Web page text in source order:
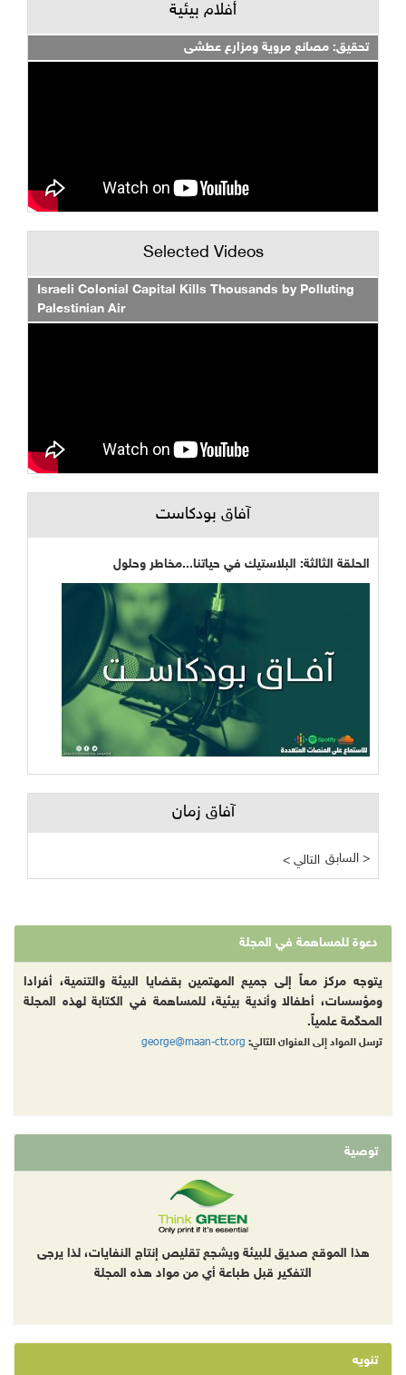
أفلام بيئية
تحقيق: مصانع مروية ومزارع عطشى
Selected Videos
Israeli Colonial Capital Kills Thousands by Polluting
Palestinian Air
آفاق بودكاست
الحلقة الثالثة: البلاستيك في حياتنا...مخاطر وحلول
آفاق زمان
< التالي السابق >
دعوة للمساهمة في المجلة
يتوجه مركز معاً إلى جميع المهتمين بقضايا البيئة والتنمية، أفرادا
ومؤسسات، أطفالا وأندية بيئية، للمساهمة في الكتابة لهذه المجلة
المحكّمة علمياً.
ترسل المواد إلى العنوان التالي: george@maan-ctr.org
توصية
هذا الموقع صديق للبيئة ويشجع تقليص إنتاج النفايات، لذا يرجى
التفكير قبل طباعة أي من مواد هذه المجلة
تنويه